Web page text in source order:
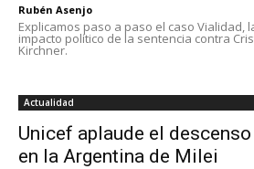
Rubén Asenjo
Explicamos paso a paso el caso Vialidad,
impacto político de la sentencia contra
Kirchner.
Actualidad
Unicef aplaude el
en la Argentina de Milei